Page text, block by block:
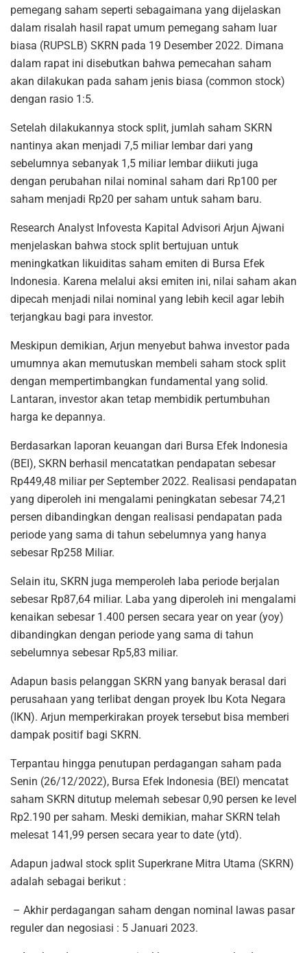
pemegang saham seperti sebagaimana yang dijelaskan
dalam risalah hasil rapat umum pemegang saham luar
biasa (RUPSLB) SKRN pada 19 Desember 2022. Dimana
dalam rapat ini disebutkan bahwa pemecahan saham
akan dilakukan pada saham jenis biasa (common stock)
dengan rasio 1:5.
Setelah dilakukannya stock split, jumlah saham SKRN
nantinya akan menjadi 7,5 miliar lembar dari yang
sebelumnya sebanyak 1,5 miliar lembar diikuti juga
dengan perubahan nilai nominal saham dari Rp100 per
saham menjadi Rp20 per saham untuk saham baru.
Research Analyst Infovesta Kapital Advisori Arjun Ajwani
menjelaskan bahwa stock split bertujuan untuk
meningkatkan likuiditas saham emiten di Bursa Efek
Indonesia. Karena melalui aksi emiten ini, nilai saham akan
dipecah menjadi nilai nominal yang lebih kecil agar lebih
terjangkau bagi para investor.
Meskipun demikian, Arjun menyebut bahwa investor pada
umumnya akan memutuskan membeli saham stock split
dengan mempertimbangkan fundamental yang solid.
Lantaran, investor akan tetap membidik pertumbuhan
harga ke depannya.
Berdasarkan laporan keuangan dari Bursa Efek Indonesia
(BEI), SKRN berhasil mencatatkan pendapatan sebesar
Rp449,48 miliar per September 2022. Realisasi pendapatan
yang diperoleh ini mengalami peningkatan sebesar 74,21
persen dibandingkan dengan realisasi pendapatan pada
periode yang sama di tahun sebelumnya yang hanya
sebesar Rp258 Miliar.
Selain itu, SKRN juga memperoleh laba periode berjalan
sebesar Rp87,64 miliar. Laba yang diperoleh ini mengalami
kenaikan sebesar 1.400 persen secara year on year (yoy)
dibandingkan dengan periode yang sama di tahun
sebelumnya sebesar Rp5,83 miliar.
Adapun basis pelanggan SKRN yang banyak berasal dari
perusahaan yang terlibat dengan proyek Ibu Kota Negara
(IKN). Arjun memperkirakan proyek tersebut bisa memberi
dampak positif bagi SKRN.
Terpantau hingga penutupan perdagangan saham pada
Senin (26/12/2022), Bursa Efek Indonesia (BEI) mencatat
saham SKRN ditutup melemah sebesar 0,90 persen ke level
Rp2.190 per saham. Meski demikian, mahar SKRN telah
melesat 141,99 persen secara year to date (ytd).
Adapun jadwal stock split Superkrane Mitra Utama (SKRN)
adalah sebagai berikut :
– Akhir perdagangan saham dengan nominal lawas pasar
reguler dan negosiasi : 5 Januari 2023.